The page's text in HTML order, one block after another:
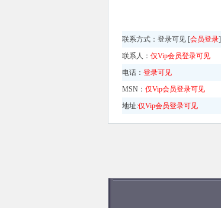
联系方式： 登录可见 [会员登录]
联系人： 仅Vip会员登录可见
电话： 登录可见
MSN： 仅Vip会员登录可见
地址:仅Vip会员登录可见